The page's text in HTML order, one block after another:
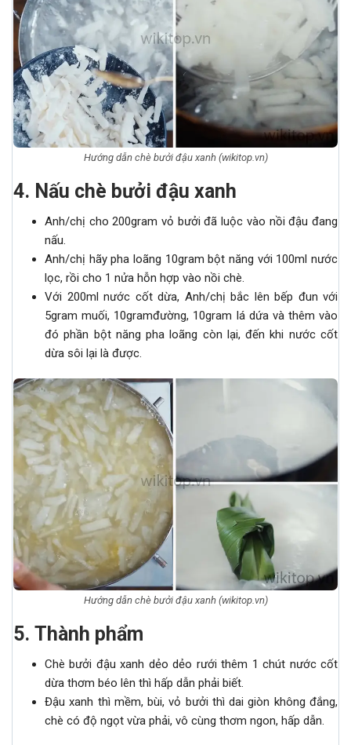
Hướng dẫn chè bưởi đậu xanh (wikitop.vn)
4. Nấu chè bưởi đậu xanh
Anh/chị cho 200gram vỏ bưởi đã luộc vào nồi đậu đang
nấu.
Anh/chị hãy pha loãng 10gram bột năng với 100ml nước
lọc, rồi cho 1 nửa hỗn hợp vào nồi chè.
Với 200ml nước cốt dừa, Anh/chị bắc lên bếp đun với
5gram muối, 10gramđường, 10gram lá dứa và thêm vào
đó phần bột năng pha loãng còn lại, đến khi nước cốt
dừa sôi lại là được.
Hướng dẫn chè bưởi đậu xanh (wikitop.vn)
5. Thành phẩm
Chè bưởi đậu xanh dẻo dẻo rưới thêm 1 chút nước cốt
dừa thơm béo lên thì hấp dẫn phải biết.
Đậu xanh thì mềm, bùi, vỏ bưởi thì dai giòn không đắng,
chè có độ ngọt vừa phải, vô cùng thơm ngon, hấp dẫn.